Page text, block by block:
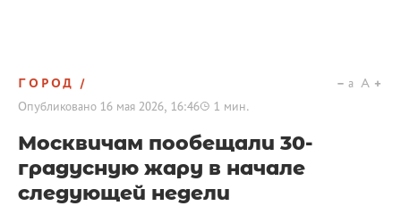
ГОРОД
Опубликовано 16 мая 2026, 16:46 1 мин.
a A
Москвичам пообещали 30-
градусную жару в начале
следующей недели